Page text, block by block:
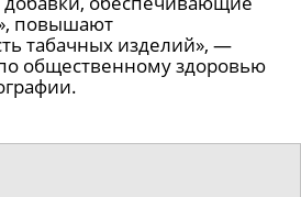
повышают
табачных изделий», —
общественному здоровью